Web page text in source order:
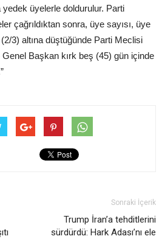
yedek üyelerle doldurulur. Parti
çağrıldıktan sonra, üye sayısı, üye
3) altına düştüğünde Parti Meclisi
Başkan kırk beş (45) gün içinde
Sonraki İçerik
Trump İran’a tehditlerini
sürdürdü: Hark Adası’nı ele